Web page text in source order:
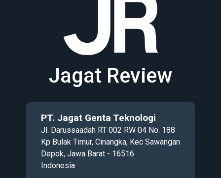
Jagat Review
PT. Jagat Genta Teknologi
Jl. Darussaadah RT 002 RW 04 No. 188
Kp Bulak Timur, Cinangka, Kec Sawangan
Depok, Jawa Barat - 16516
Indonesia